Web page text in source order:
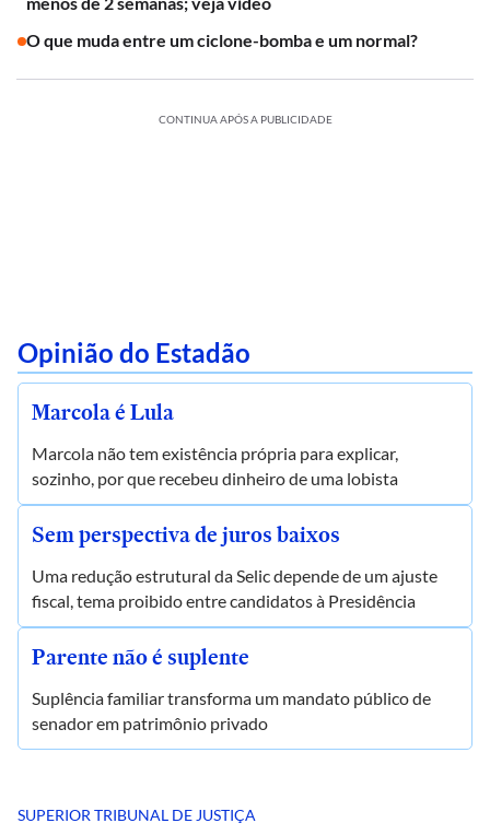
O que muda entre um ciclone-bomba e um normal?
CONTINUA APÓS A PUBLICIDADE
Opinião do Estadão
Marcola é Lula
Marcola não tem existência própria para explicar,
sozinho, por que recebeu dinheiro de uma lobista
Sem perspectiva de juros baixos
Uma redução estrutural da Selic depende de um ajuste
fiscal, tema proibido entre candidatos à Presidência
Parente não é suplente
Suplência familiar transforma um mandato público de
senador em patrimônio privado
SUPERIOR TRIBUNAL DE JUSTIÇA